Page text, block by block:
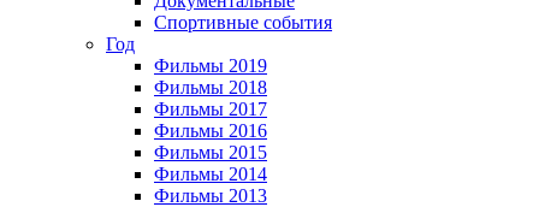
Спортивные события
Год
Фильмы 2019
Фильмы 2018
Фильмы 2017
Фильмы 2016
Фильмы 2015
Фильмы 2014
Фильмы 2013